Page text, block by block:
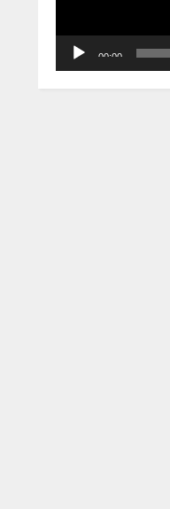
00:00